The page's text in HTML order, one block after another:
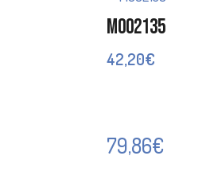
M002135
42,20€
79,86€